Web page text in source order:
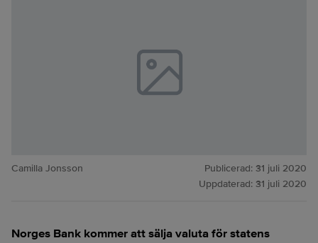
Camilla Jonsson Publicerad: 31 juli 2020
Uppdaterad: 31 juli 2020
Norges Bank kommer att sälja valuta för statens